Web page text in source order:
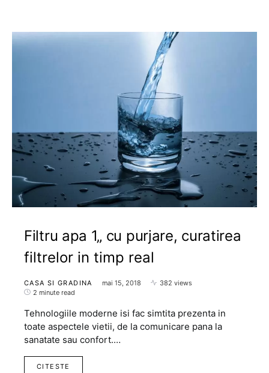
Filtru apa 1„ cu purjare, curatirea
filtrelor in timp real
CASA SI GRADINA mai 15, 2018
382 views
2 minute read
Tehnologiile moderne isi fac simtita prezenta in
toate aspectele vietii, de la comunicare pana la
sanatate sau confort.…
CITESTE